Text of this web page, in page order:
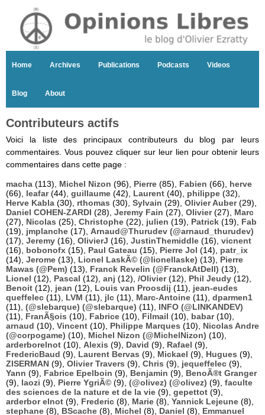
Home Archives Publications Podcasts Videos
Blog About
Contributeurs actifs
Voici la liste des principaux contributeurs du blog par leurs
commentaires. Vous pouvez cliquer sur leur lien pour obtenir leurs
commentaires dans cette page :
macha (113), Michel Nizon (96), Pierre (85), Fabien (66), herve
(66), leafar(44), guillaume (42), Laurent (40), philippe (32),
Herve Kabla (30), rthomas (30), Sylvain (29), Olivier Auber(29),
Daniel COHEN-ZARDI (28), Jeremy Fain (27), Olivier(27), Marc
(27), Nicolas (25), Christophe (22), julien (19), Patrick (19), Fab
(19), jmplanche (17), Arnaud@Thurudev (@arnaud_thurudev)
(17), Jeremy (16), OlivierJ (16), JustinThemiddle (16), vicnent
(16), bobonofx (15), Paul Gateau (15), Pierre Jol (14), patr_ix
(14), Jerome (13), Lionel LaskÃ© (@lionellaske) (13), Pierre
Mawas (@Pem) (13), Franck Revelin (@FranckAtDell) (13),
Lionel (12), Pascal (12), anj (12), /Olivier(12), Phil Jeudy (12),
Benoit (12), jean (12), Louis van Proosdij (11), jean-eudes
queffelec (11), LVM (11), jlc (11), Marc-Antoine (11), dparmen1
(11), (@slebarque) (@slebarque) (11), INFO (@LINKANDEV)
(11), FranÃ§ois (10), Fabrice (10), Filmail (10), babar(10),
arnaud (10), Vincent (10), Philippe Marques (10), Nicolas Andre
(@corpogame) (10), Michel Nizon (@MichelNizon) (10),
arderborelnot (10), Alexis (9), David (9), Rafael (9),
FredericBaud (9), Laurent Bervas (9), Mickael (9), Hugues (9),
ZISERMAN (9), Olivier Travers (9), Chris (9), jequeffelec (9),
Yann (9), Fabrice Epelboin (9), Benjamin (9), BenoÃ®t Granger
(9), laozi (9), Pierre YgriÃ© (9), (@olivez) (@olivez) (9), faculte
des sciences de la nature et de la vie (9), gepettot (9),
arderbor elnot (9), Frederic (8), Marie (8), Yannick Lejeune (8),
stephane (8), BScache (8), Michel (8), Daniel (8), Emmanuel